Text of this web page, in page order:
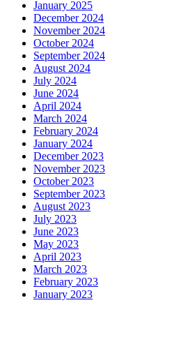
January 2025
December 2024
November 2024
October 2024
September 2024
August 2024
July 2024
June 2024
April 2024
March 2024
February 2024
January 2024
December 2023
November 2023
October 2023
September 2023
August 2023
July 2023
June 2023
May 2023
April 2023
March 2023
February 2023
January 2023